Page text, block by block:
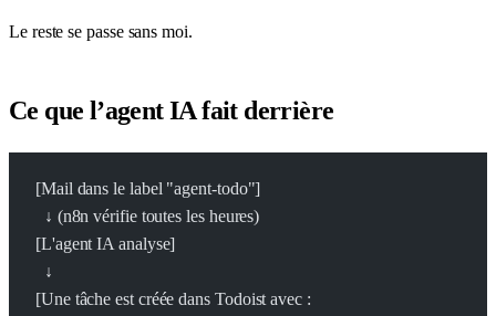
Le reste se passe sans moi.
Ce que l’agent IA fait derrière
[Mail dans le label "agent-todo"]
  ↓ (n8n vérifie toutes les heures)
[L'agent IA analyse]
  ↓
[Une tâche est créée dans Todoist avec :